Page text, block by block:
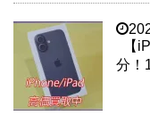
【
分！